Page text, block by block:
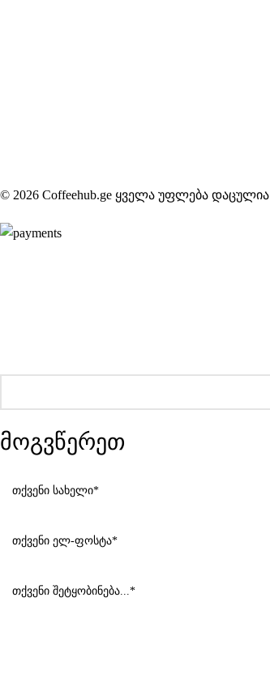
© 2026 Coffeehub.ge ყველა უფლება დაცულია
მოგვწერეთ